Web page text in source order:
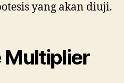
yang akan diuji.
Multiplier